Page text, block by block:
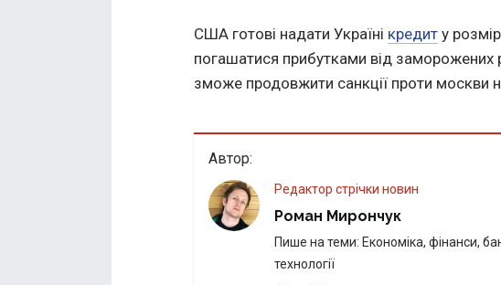
США готові надати Україні кредит у
погашатися прибутками від заморожених
зможе продовжити санкції проти москви
Автор:
Редактор стрічки новин
Роман Мирончук
Пише на теми: Економіка, фінанси,
технології